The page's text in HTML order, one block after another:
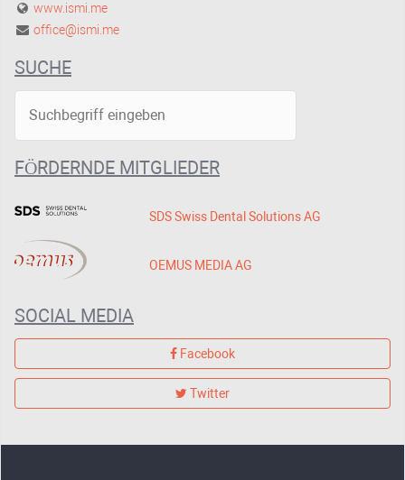
www.ismi.me
office@ismi.me
SUCHE
FÖRDERNDE MITGLIEDER
SDS Swiss Dental Solutions AG
OEMUS MEDIA AG
SOCIAL MEDIA
Facebook
Twitter